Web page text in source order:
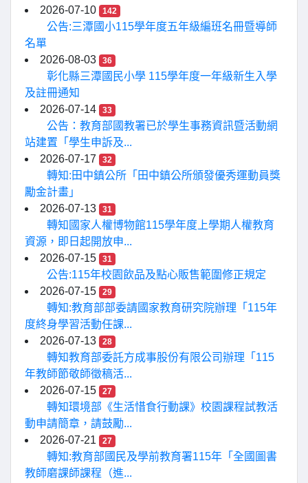
2026-07-10
142
公告:三潭國小115學年度五年級編班名冊暨導師
名單
2026-08-03
36
彰化縣三潭國民小學 115學年度一年級新生入學
及註冊通知
2026-07-14
33
公告：教育部國教署已於學生事務資訊暨活動網
站建置「學生申訴及...
2026-07-17
32
轉知:田中鎮公所「田中鎮公所頒發優秀運動員獎
勵金計畫」
2026-07-13
31
轉知國家人權博物館115學年度上學期人權教育
資源，即日起開放申...
2026-07-15
31
公告:115年校園飲品及點心販售範圍修正規定
2026-07-15
29
轉知:教育部部委請國家教育研究院辦理「115年
度終身學習活動任課...
2026-07-13
28
轉知教育部委託方成事股份有限公司辦理「115
年教師節敬師徵稿活...
2026-07-15
27
轉知環境部《生活惜食行動課》校園課程試教活
動申請簡章，請鼓勵...
2026-07-21
27
轉知:教育部國民及學前教育署115年「全國圖書
教師磨課師課程（進...